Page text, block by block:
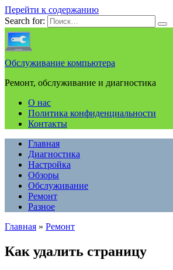
Перейти к содержанию
Search for:
Обслуживание компьютера
Ремонт, обслуживание и диагностика
О нас
Политика конфиденциальности
Контакты
Главная
Диагностика
Настройка
Обзоры
Обслуживание
Ремонт
Разное
Главная » Ремонт
Как удалить страницу